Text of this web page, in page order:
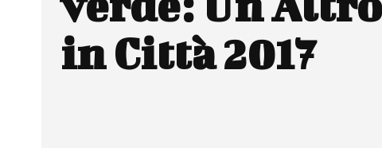
in Città 2017